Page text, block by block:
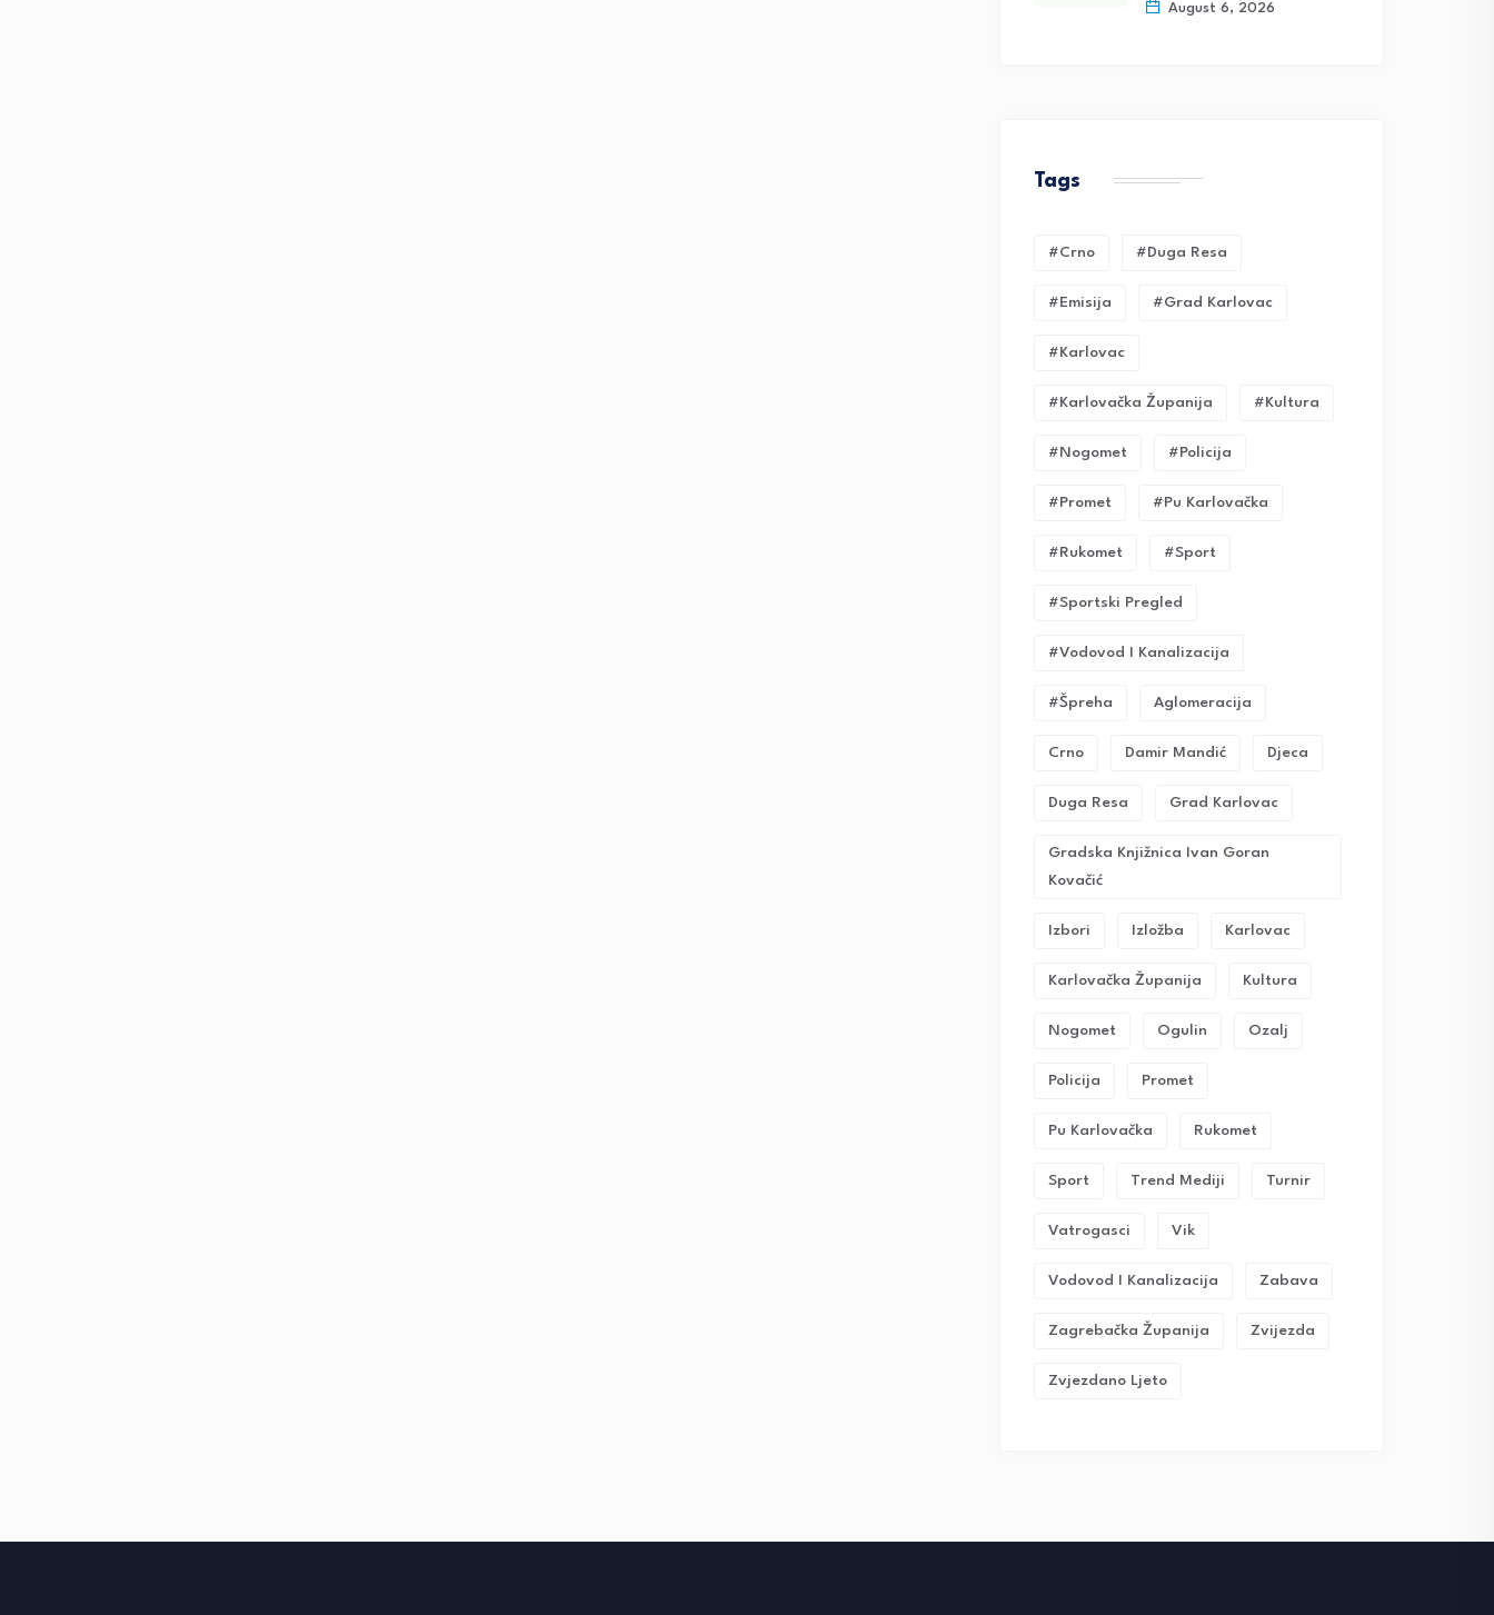
August 6, 2026
Tags
#crno #duga Resa
#emisija #grad Karlovac
#karlovac
#karlovačka Županija #kultura
#nogomet #policija
#promet #pu Karlovačka
#rukomet #sport
#sportski Pregled
#vodovod I Kanalizacija
#Špreha Aglomeracija
Crno Damir Mandić Djeca
Duga Resa Grad Karlovac
Gradska Knjižnica Ivan Goran
Kovačić
Izbori Izložba Karlovac
Karlovačka Županija Kultura
Nogomet Ogulin Ozalj
Policija Promet
Pu Karlovačka Rukomet
Sport Trend Mediji Turnir
Vatrogasci Vik
Vodovod I Kanalizacija Zabava
Zagrebačka Županija Zvijezda
Zvjezdano Ljeto